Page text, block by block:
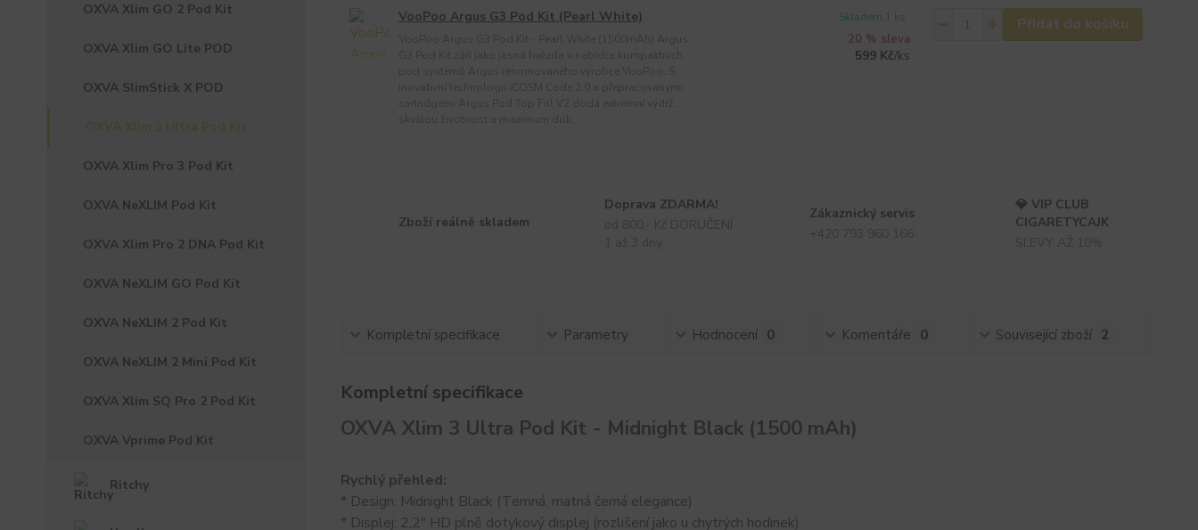
OXVA Xlim GO 2 Pod Kit
OXVA Xlim GO Lite POD
OXVA SlimStick X POD
OXVA Xlim 3 Ultra Pod Kit
OXVA Xlim Pro 3 Pod Kit
OXVA NeXLIM Pod Kit
OXVA Xlim Pro 2 DNA Pod Kit
OXVA NeXLIM GO Pod Kit
OXVA NeXLIM 2 Pod Kit
OXVA NeXLIM 2 Mini Pod Kit
OXVA Xlim SQ Pro 2 Pod Kit
OXVA Vprime Pod Kit
Ritchy
VooPoo Argus G3 Pod Kit (Pearl White)
20 % sleva
599 Kč/ks
Skladem 1 ks Přidat do košíku
Zboží reálně skladem
Doprava ZDARMA!
Zákaznický servis
💎 VIP CLUB
CIGARETYCAJK
Kompletní specifikace Parametry Hodnocení 0 Komentáře 0 Související zboží 2
Kompletní specifikace
OXVA Xlim 3 Ultra Pod Kit - Midnight Black (1500 mAh)
Rychlý přehled:
* Design: Midnight Black (Temná, matná černá elegance)
* Displej: 2,2" HD plně dotykový displej (rozlišení jako u chytrých hodinek)